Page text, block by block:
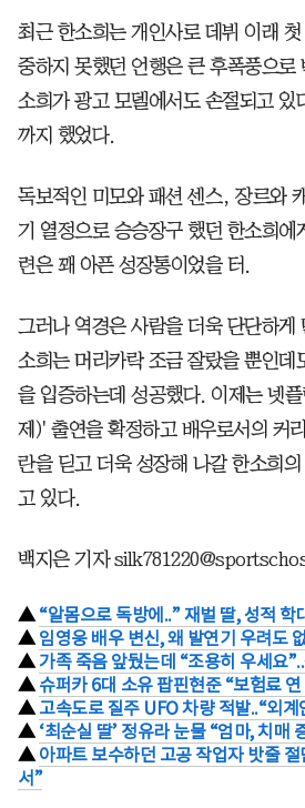
최근 한소희는 개인사로 데뷔 이래
중하지 못했던 언행은 큰 후폭풍으
소희가 광고 모델에서도 손절되고 있
까지 했었다.
독보적인 미모와 패션 센스, 장르와
기 열정으로 승승장구 했던 한소희에
련은 꽤 아픈 성장통이었을 터.
그러나 역경은 사람을 더욱 단단하
소희는 머리카락 조금 잘랐을 뿐인데
을 입증하는데 성공했다. 이제는 넷
제)' 출연을 확정하고 배우로서의 커
란을 딛고 더욱 성장해 나갈 한소희의
고 있다.
백지은 기자
▲ “알몸으로 독방에..” 재벌 딸, 성적 학
▲ 임영웅 배우 변신, 왜 발연기 우려도
▲가족 죽음 앞뒀는데 “조용히 우세요
▲ 슈퍼카 6대 소유 팝핀현준 “보험료
▲ 고속도로 질주 UFO 차량 적발..“외계
▲ ‘최순실 딸’ 정유라 눈물 “엄마, 치매
▲ 아파트 보수하던 고공 작업자 밧줄
서”